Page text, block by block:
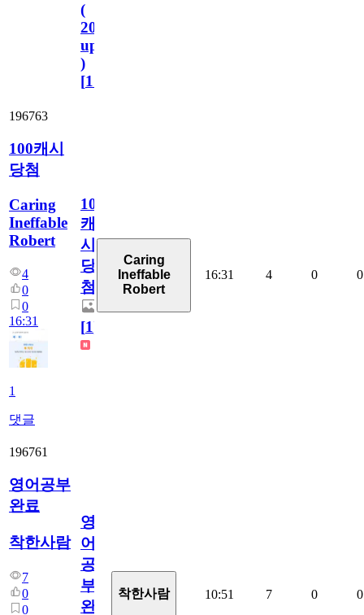
(
2023.11.1
update
)
[110
196763
100캐시
당첨
Caring
Ineffable
Robert
4
0
0
16:31
1
댓글
100
캐
시
당
첨
[1]
Caring
Ineffable
Robert
16:31 4 0 0
196761
영어공부
완료
착한사람
7
0
0
영
어
공
부
완
착한사람 10:51 7 0 0